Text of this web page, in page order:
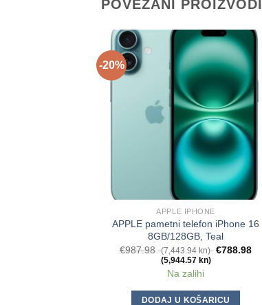
POVEZANI PROIZVODI
-20%
APPLE IPHONE
APPLE pametni telefon iPhone 16
8GB/128GB, Teal
€987.98 (7,443.94 kn) €788.98
(5,944.57 kn)
Na zalihi
DODAJ U KOŠARICU